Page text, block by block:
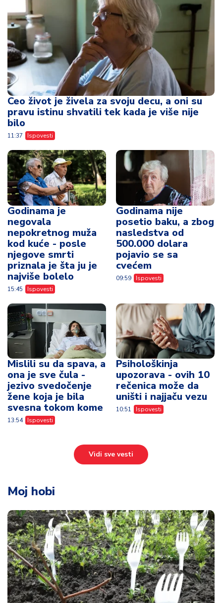
Ceo život je živela za svoju decu, a oni su
pravu istinu shvatili tek kada je više nije
bilo
11:37 Ispovesti
Godinama je
negovala
nepokretnog muža
kod kuće - posle
njegove smrti
priznala je šta ju je
najviše bolelo
15:45 Ispovesti
Godinama nije
posetio baku, a zbog
nasledstva od
500.000 dolara
pojavio se sa
cvećem
09:59 Ispovesti
Mislili su da spava, a
ona je sve čula -
jezivo svedočenje
žene koja je bila
svesna tokom kome
13:54 Ispovesti
Psihološkinja
upozorava - ovih 10
rečenica može da
uništi i najjaču vezu
10:51 Ispovesti
Vidi sve vesti
Moj hobi